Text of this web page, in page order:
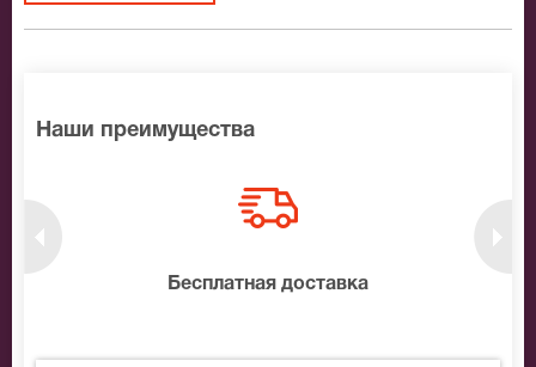
Наши преимущества
Бесплатная доставка